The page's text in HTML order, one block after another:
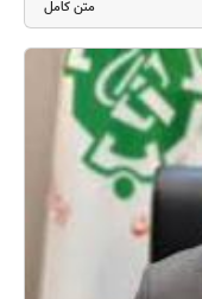
و سبب فلج یا ضعف در
نیز صورت و ساختارهای
علاوه بر فلج حرکتی،
اختلالات درکی،
پیچیده‌ای از
اختلالات گفتاری و زبانی را نیز به همراه دارد. تقریبا ۵۰ درصد کسانی که
حرکتی دائمی
و عدم ‌توانایی جهت
دیگران و همچنین
از قبیل لباس
غلبه بر این مشکلات
در همان
های فیزیوتراپی
متن کامل